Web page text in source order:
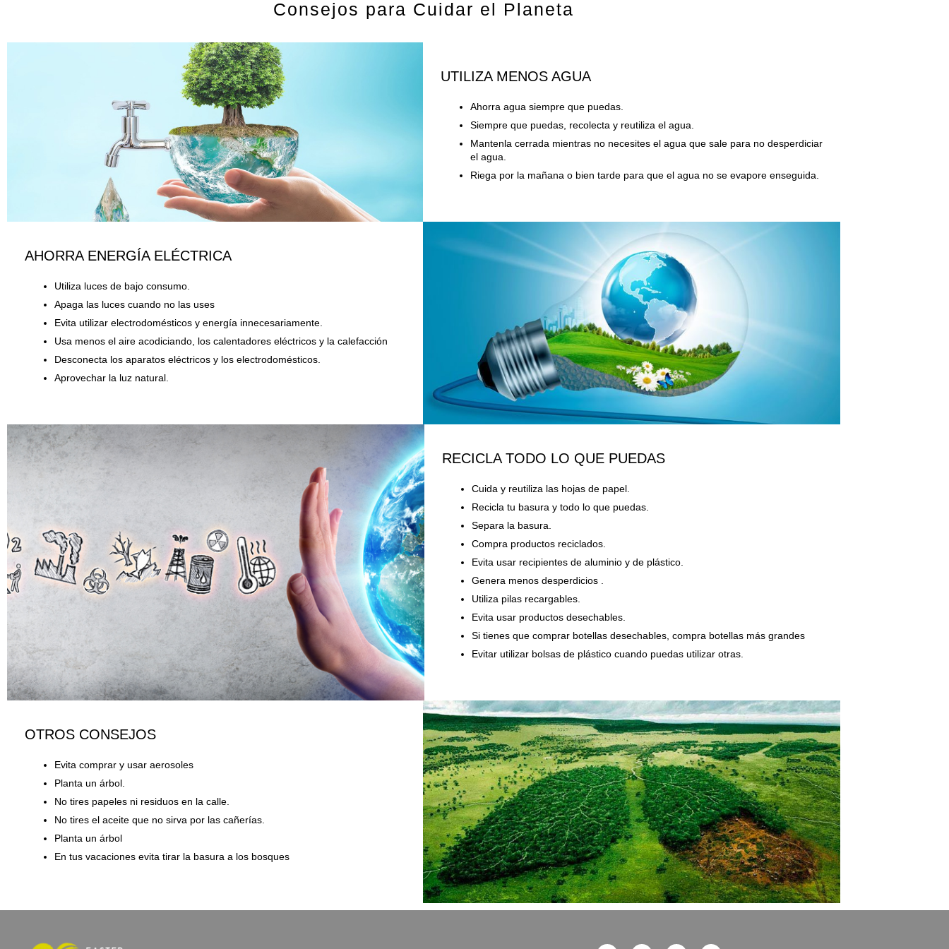
Consejos para Cuidar el Planeta
​UTILIZA MENOS AGUA
Ahorra agua siempre que puedas.
Siempre que puedas, recolecta y reutiliza el agua.
Mantenla cerrada mientras no necesites el agua que sale para no desperdiciar
el agua.
Riega por la mañana o bien tarde para que el agua no se evapore enseguida.
AHORRA ENERGÍA ELÉCTRICA
Utiliza luces de bajo consumo.
Apaga las luces cuando no las uses
Evita utilizar electrodomésticos y energía innecesariamente.
Usa menos el aire acodiciando, los calentadores eléctricos y la calefacción
Desconecta los aparatos eléctricos y los electrodomésticos.
Aprovechar la luz natural.
​RECICLA TODO LO QUE PUEDAS
Cuida y reutiliza las hojas de papel.
Recicla tu basura y todo lo que puedas.
Separa la basura.
Compra productos reciclados.
Evita usar recipientes de aluminio y de plástico.
Genera menos desperdicios .
Utiliza pilas recargables.
Evita usar productos desechables.
Si tienes que comprar botellas desechables, compra botellas más grandes
Evitar utilizar bolsas de plástico cuando puedas utilizar otras.
OTROS CONSEJOS
Evita comprar y usar aerosoles
Planta un árbol.
No tires papeles ni residuos en la calle.
No tires el aceite que no sirva por las cañerías.
Planta un árbol
En tus vacaciones evita tirar la basura a los bosques